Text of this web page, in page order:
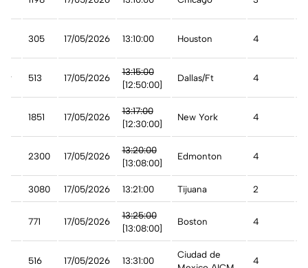
305 17/05/2026 13:10:00 Houston 4
513 17/05/2026
13:15:00
[12:50:00]
Dallas/Ft 4
1851 17/05/2026
13:17:00
[12:30:00]
New York 4
2300 17/05/2026
13:20:00
[13:08:00]
Edmonton 4
3080 17/05/2026 13:21:00 Tijuana 2
771 17/05/2026
13:25:00
[13:08:00]
Boston 4
516 17/05/2026 13:31:00
Ciudad de
4